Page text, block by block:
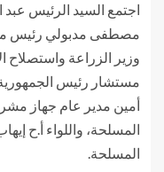
اجتمع السيد الرئيس عبد
مصطفى مدبولي رئيس
وزير الزراعة واستصلاح
مستشار رئيس
أمين مدير عام جهاز
المسلحة، واللواء أ.ح
المسلحة.